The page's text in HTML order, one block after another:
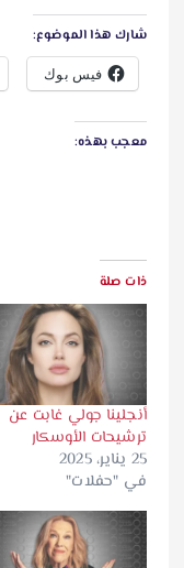
شارك هذا الموضوع:
فيس بوك
معجب بهذه:
ذات صلة
أنجلينا جولي غابت عن
ترشيحات الأوسكار
25 يناير، 2025
في "حفلات"